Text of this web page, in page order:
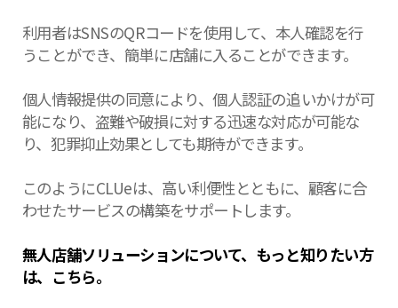
利用者はSNSのQRコードを使用して、本人確認を行
うことができ、簡単に店舗に入ることができます。
個人情報提供の同意により、個人認証の追いかけが可
能になり、盗難や破損に対する迅速な対応が可能な
り、犯罪抑止効果としても期待ができます。
このようにCLUeは、高い利便性とともに、顧客に合
わせたサービスの構築をサポートします。
無人店舗ソリューションについて、もっと知りたい方
は、こちら。